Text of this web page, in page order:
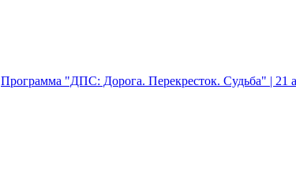
Программа "ДПС: Дорога. Перекресток. Судьба" | 21